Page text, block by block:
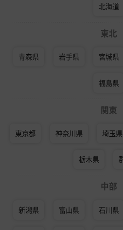
北海道
東北
青森県 岩手県 宮城県
福島県
関東
東京都 神奈川県 埼玉県
栃木県
中部
新潟県 富山県 石川県